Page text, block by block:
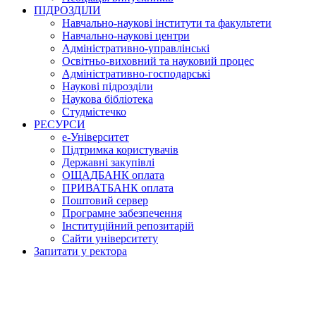
ПІДРОЗДІЛИ
Навчально-наукові інститути та факультети
Навчально-наукові центри
Адміністративно-управлінські
Освітньо-виховний та науковий процес
Адміністративно-господарські
Наукові підрозділи
Наукова бібліотека
Студмістечко
РЕСУРСИ
е-Університет
Підтримка користувачів
Державні закупівлі
ОЩАДБАНК оплата
ПРИВАТБАНК оплата
Поштовий сервер
Програмне забезпечення
Інституційний репозитарій
Сайти університету
Запитати у ректора